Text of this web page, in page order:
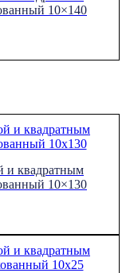
10×140
и квадратным
10×130